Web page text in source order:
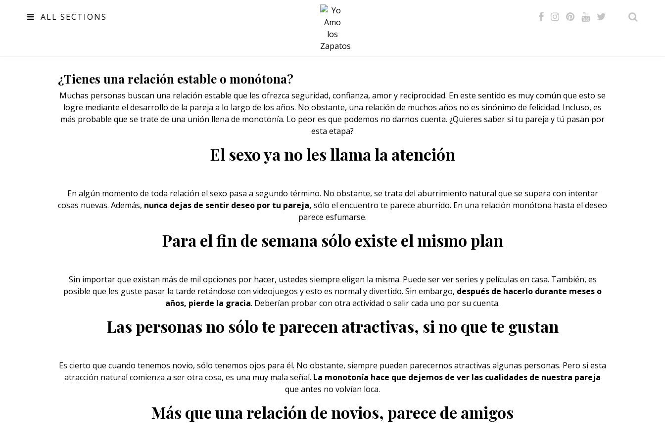
ALL SECTIONS
SALUD
¿Tienes una relación estable o monótona?
Muchas personas buscan una relación estable que les ofrezca seguridad, confianza, amor y reciprocidad. En este sentido es muy común que esto se
logre mediante el desarrollo de la pareja a lo largo de los años. No obstante, una relación de muchos años no es sinónimo de felicidad. Incluso, es
más probable que se trate de una unión llena de monotonía. Lo peor es que podemos no darnos cuenta. ¿Quieres saber si tu pareja y tú pasan por
esta etapa?
El sexo ya no les llama la atención
En algún momento de toda relación el sexo pasa a segundo término. No obstante, se trata del aburrimiento natural que se supera con intentar
cosas nuevas. Además, nunca dejas de sentir deseo por tu pareja, sólo el encuentro te parece aburrido. En una relación monótona hasta el deseo
parece esfumarse.
Para el fin de semana sólo existe el mismo plan
Sin importar que existan más de mil opciones por hacer, ustedes siempre eligen la misma. Puede ser ver series y películas en casa. También, es
posible que les guste pasar la tarde retándose con videojuegos y esto es normal y divertido. Sin embargo, después de hacerlo durante meses o
años, pierde la gracia. Deberían probar con otra actividad o salir cada uno por su cuenta.
Las personas no sólo te parecen atractivas, si no que te gustan
Es cierto que cuando tenemos novio, sólo tenemos ojos para él. No obstante, siempre pueden parecernos atractivas algunas personas. Pero si esta
atracción natural comienza a ser otra cosa, es una muy mala señal. La monotonía hace que dejemos de ver las cualidades de nuestra pareja
que antes no volvían loca.
Más que una relación de novios, parece de amigos